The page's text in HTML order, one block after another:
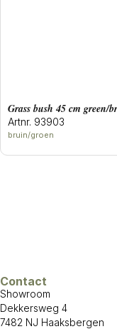
grass bush 45 cm green/
Artnr. 93903
bruin/groen
Contact
Showroom
Dekkersweg 4
7482 NJ Haaksbergen